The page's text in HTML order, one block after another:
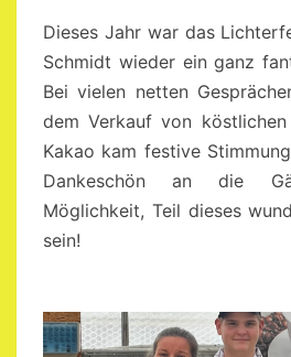
Dieses Jahr war das
Schmidt wieder ein ganz
Bei vielen netten
dem Verkauf von köstlichen
Kakao kam festive
Dankeschön an die
Möglichkeit, Teil dieses
sein!